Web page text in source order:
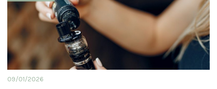
09/01/2026